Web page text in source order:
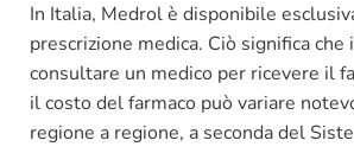
In Italia, Medrol è disponibile
prescrizione medica. Ciò significa che
consultare un medico per ricevere il
il costo del farmaco può variare
regione a regione, a seconda del